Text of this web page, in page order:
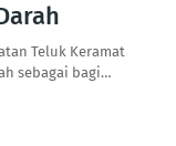
Teluk Keramat
sebagai bagi…